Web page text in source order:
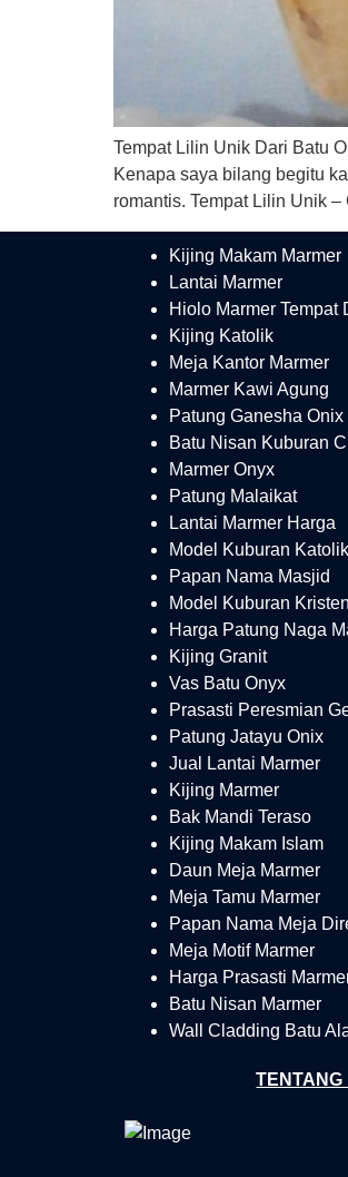
Tempat Lilin Unik Dari Batu
Kenapa saya bilang begitu
romantis. Tempat Lilin Unik
Kijing Makam Marmer
Lantai Marmer
Hiolo Marmer Tempat
Kijing Katolik
Meja Kantor Marmer
Marmer Kawi Agung
Patung Ganesha Onix
Batu Nisan Kuburan
Marmer Onyx
Patung Malaikat
Lantai Marmer Harga
Model Kuburan Katolik
Papan Nama Masjid
Model Kuburan
Harga Patung Naga
Kijing Granit
Vas Batu Onyx
Prasasti Peresmian
Patung Jatayu Onix
Jual Lantai Marmer
Kijing Marmer
Bak Mandi Teraso
Kijing Makam Islam
Daun Meja Marmer
Meja Tamu Marmer
Papan Nama Meja
Meja Motif Marmer
Harga Prasasti
Batu Nisan Marmer
Wall Cladding Batu
TENTANG